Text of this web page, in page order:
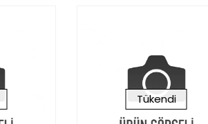
Tükendi